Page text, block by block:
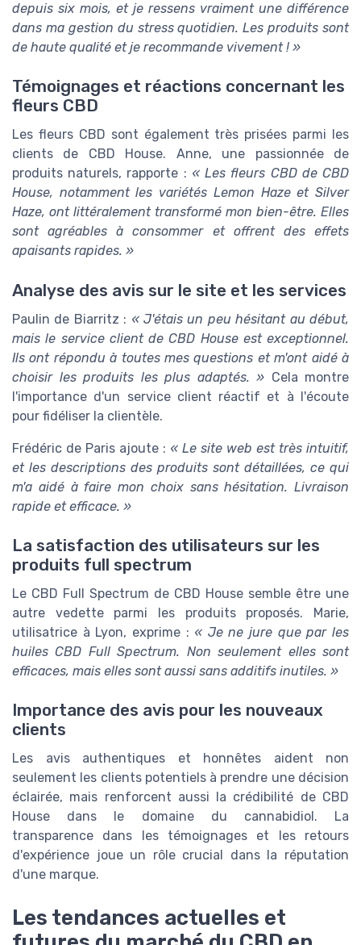
depuis six mois, et je ressens vraiment une différence
dans ma gestion du stress quotidien. Les produits sont
de haute qualité et je recommande vivement ! »
Témoignages et réactions concernant les
fleurs CBD
Les fleurs CBD sont également très prisées parmi les
clients de CBD House. Anne, une passionnée de
produits naturels, rapporte : « Les fleurs CBD de CBD
House, notamment les variétés Lemon Haze et Silver
Haze, ont littéralement transformé mon bien-être. Elles
sont agréables à consommer et offrent des effets
apaisants rapides. »
Analyse des avis sur le site et les services
Paulin de Biarritz : « J'étais un peu hésitant au début,
mais le service client de CBD House est exceptionnel.
Ils ont répondu à toutes mes questions et m'ont aidé à
choisir les produits les plus adaptés. » Cela montre
l'importance d'un service client réactif et à l'écoute
pour fidéliser la clientèle.
Frédéric de Paris ajoute : « Le site web est très intuitif,
et les descriptions des produits sont détaillées, ce qui
m'a aidé à faire mon choix sans hésitation. Livraison
rapide et efficace. »
La satisfaction des utilisateurs sur les
produits full spectrum
Le CBD Full Spectrum de CBD House semble être une
autre vedette parmi les produits proposés. Marie,
utilisatrice à Lyon, exprime : « Je ne jure que par les
huiles CBD Full Spectrum. Non seulement elles sont
efficaces, mais elles sont aussi sans additifs inutiles. »
Importance des avis pour les nouveaux
clients
Les avis authentiques et honnêtes aident non
seulement les clients potentiels à prendre une décision
éclairée, mais renforcent aussi la crédibilité de CBD
House dans le domaine du cannabidiol. La
transparence dans les témoignages et les retours
d'expérience joue un rôle crucial dans la réputation
d'une marque.
Les tendances actuelles et